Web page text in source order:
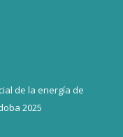
de la energía de
2025